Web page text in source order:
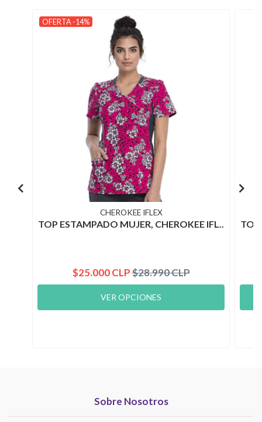
OFERTA -14%
CHEROKEE IFLEX
TOP ESTAMPADO MUJER, CHEROKEE IFL..
$25.000 CLP$28.990 CLP
VER OPCIONES
TOP
Sobre Nosotros